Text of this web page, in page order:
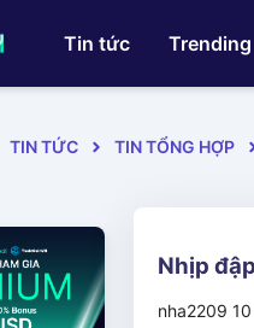
Tin tức Trending
TIN TỨC TIN TỔNG HỢP
Nhịp
nha2209